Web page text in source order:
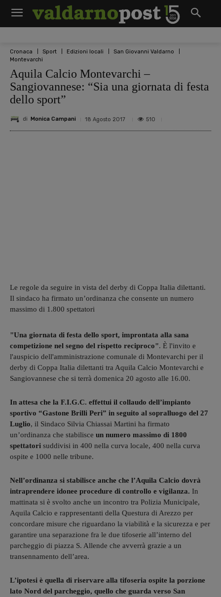
Cronaca Sport Edizioni locali
San Giovanni Valdarno
Montevarchi
Aquila Calcio Montevarchi –
Sangiovannese: “Sia una giornata di festa
dello sport”
di Monica Campani 18 Agosto 2017 510
Le regole da seguire in vista del derby di Coppa Italia dilettanti.
Il sindaco ha firmato un’ordinanza che consente un numero
massimo di 1.800 spettatori
"Una giornata di festa dello sport, improntata alla sana
competizione nel segno del rispetto reciproco". È l'invito e
l'auspicio dell'amministrazione comunale di Montevarchi per il
derby di Coppa Italia dilettanti tra Aquila Calcio Montevarchi e
Sangiovannese che si terrà domenica 20 agosto alle 16.00.
In attesa che la F.I.G.C. effettui il collaudo dell’impianto
sportivo “Gastone Brilli Peri” in seguito al sopralluogo del 27
Luglio, il Sindaco Silvia Chiassai Martini ha firmato
un’ordinanza che stabilisce un numero massimo di 1800
spettatori suddivisi in 400 nella curva locale, 400 nella curva
ospite e 1000 nelle tribune.
Nell’ordinanza si stabilisce anche che l’Aquila Calcio dovrà
intraprendere idonee procedure di controllo e vigilanza. In
mattinata si è svolto anche un incontro tra Polizia Municipale,
Aquila Calcio e rappresentanti della Questura di Arezzo per
concordare misure che riguardano la viabilità e la sicurezza e per
garantire una separazione fra le due tifoserie all’interno del
parcheggio di piazza S. Allende che avverrà grazie a un
transennamento dell’area.
L’ipotesi è quella di riservare alla tifoseria ospite la porzione
lato Nord del parcheggio, quello che guarda verso San